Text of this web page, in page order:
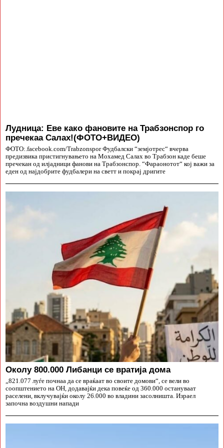
Лудница: Еве како фановите на Трабзонспор го
пречекаа Салах!(ФОТО+ВИДЕО)
ФОТО:.facebook.com/Trabzonspor Фудбалски “земјотрес“ вчерва
предизвика пристигнувањето на Мохамед Салах во Трабзон каде беше
пречекан од илјадници фанови на Трабзонспор. “Фараонотот“ кој важи за
еден од најдобрите фудбалери на светт и покрај дригите
Околу 800.000 Либанци се вратија дома
„821.077 луѓе почнаа да се враќаат во своите домови“, се вели во
соопштението на ОН, додавајќи дека повеќе од 360.000 остануваат
раселени, вклучувајќи околу 26.000 во владини засолништа. Израел
започна воздушни напади